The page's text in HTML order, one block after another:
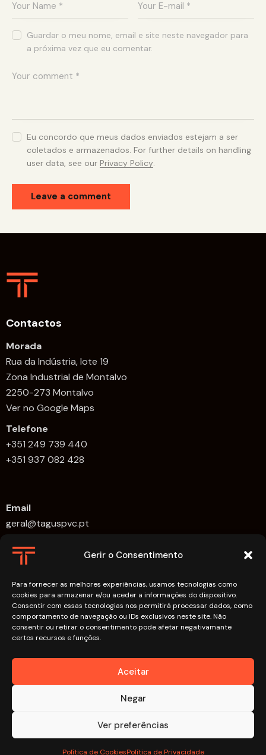
Gerir o Consentimento
Para fornecer as melhores experiências, usamos tecnologias como
cookies para armazenar e/ou aceder a informações do dispositivo.
Consentir com essas tecnologias nos permitirá processar dados, como
comportamento de navegação ou IDs exclusivos neste site. Não
consentir ou retirar o consentimento pode afetar negativamante
certos recursos e funções.
Aceitar
Negar
Ver preferências
Política de CookiesPolítica de Privacidade
Guardar o meu nome, email e site neste navegador para
a próxima vez que eu comentar.
Eu concordo que meus dados enviados estejam a ser
coletados e armazenados. For further details on handling
user data, see our Privacy Policy.
Contactos
Morada
Rua da Indústria, lote 19
Zona Industrial de Montalvo
2250-273 Montalvo
Ver no Google Maps
Telefone
+351 249 739 440
+351 937 082 428
Email
geral@taguspvc.pt
Horário de Funcionamento:
Segunda-feira a Sexta-feira: 09h00 – 18h00.
Links
FAQs
Política de Cookies
© 2026. Todos os direitos reservados.